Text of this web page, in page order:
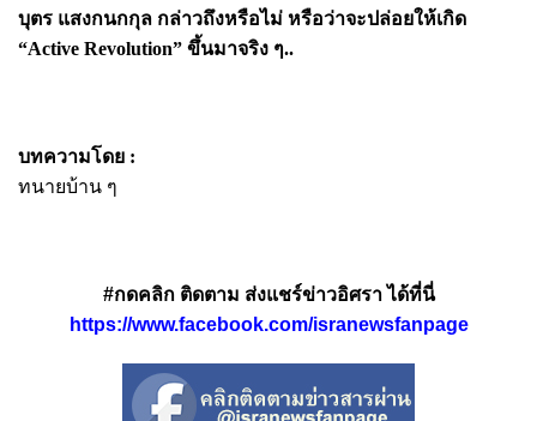
บุตร แสงกนกกุล กล่าวถึงหรือไม่ หรือว่าจะปล่อยให้เกิด
“Active Revolution” ขึ้นมาจริง ๆ..
บทความโดย :
ทนายบ้าน ๆ
#กดคลิก ติดตาม ส่งแชร์ข่าวอิศรา ได้ที่นี่
https://www.facebook.com/isranewsfanpage